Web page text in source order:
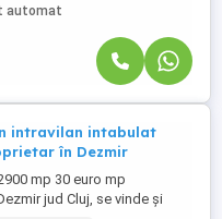
automat
intravilan intabulat
în Dezmir
mp 30 euro mp
jud Cluj, se vinde și